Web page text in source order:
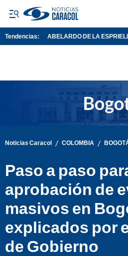
Tendencias: ABELARDO DE LA
Noticias Caracol / COLOMBIA /
Paso a paso
aprobación de
masivos en
explicados por
de Gobierno